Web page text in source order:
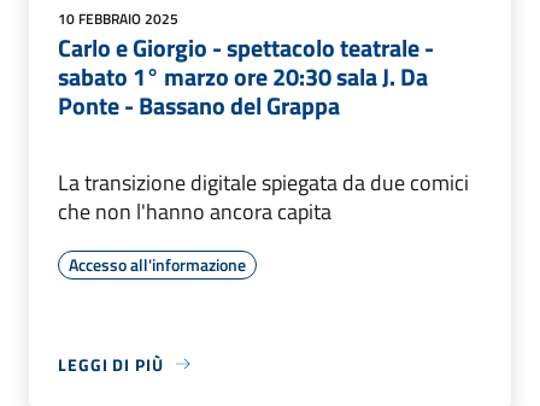
10 FEBBRAIO 2025
Carlo e Giorgio - spettacolo teatrale -
sabato 1° marzo ore 20:30 sala J. Da
Ponte - Bassano del Grappa
La transizione digitale spiegata da due comici
che non l'hanno ancora capita
Accesso all'informazione
LEGGI DI PIÙ